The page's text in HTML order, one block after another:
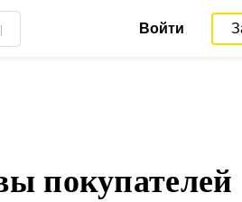
Войти
покупателей